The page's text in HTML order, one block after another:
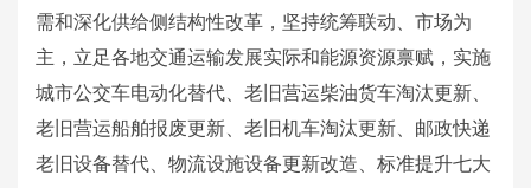
需和深化供给侧结构性改革，坚持统筹联动、市场为
主，立足各地交通运输发展实际和能源资源禀赋，实施
城市公交车电动化替代、老旧营运柴油货车淘汰更新、
老旧营运船舶报废更新、老旧机车淘汰更新、邮政快递
老旧设备替代、物流设施设备更新改造、标准提升七大